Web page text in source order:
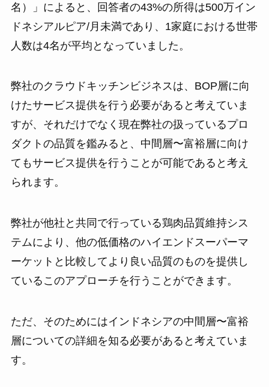
名）」によると、回答者の43%の所得は500万イン
ドネシアルピア/月未満であり、1家庭における世帯
人数は4名が平均となっていました。
弊社のクラウドキッチンビジネスは、BOP層に向
けたサービス提供を行う必要があると考えていま
すが、それだけでなく現在弊社の扱っているプロ
ダクトの品質を鑑みると、中間層〜富裕層に向け
てもサービス提供を行うことが可能であると考え
られます。
弊社が他社と共同で行っている鶏肉品質維持シス
テムにより、他の低価格のハイエンドスーパーマ
ーケットと比較してより良い品質のものを提供し
ているこのアプローチを行うことができます。
ただ、そのためにはインドネシアの中間層〜富裕
層についての詳細を知る必要があると考えていま
す。